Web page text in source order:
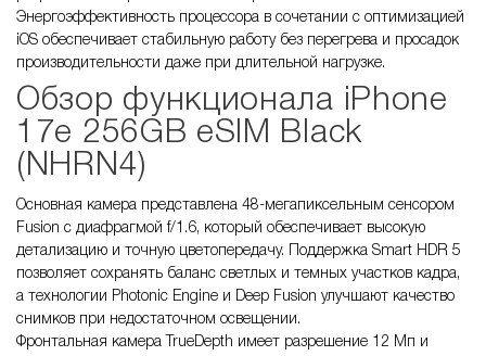
Энергоэффективность процессора в сочетании с оптимизацией
iOS обеспечивает стабильную работу без перегрева и просадок
производительности даже при длительной нагрузке.
Обзор функционала iPhone
17e 256GB eSIM Black
(NHRN4)
Основная камера представлена 48-мегапиксельным сенсором
Fusion с диафрагмой f/1.6, который обеспечивает высокую
детализацию и точную цветопередачу. Поддержка Smart HDR 5
позволяет сохранять баланс светлых и темных участков кадра,
а технологии Photonic Engine и Deep Fusion улучшают качество
снимков при недостаточном освещении.
Фронтальная камера TrueDepth имеет разрешение 12 Мп и